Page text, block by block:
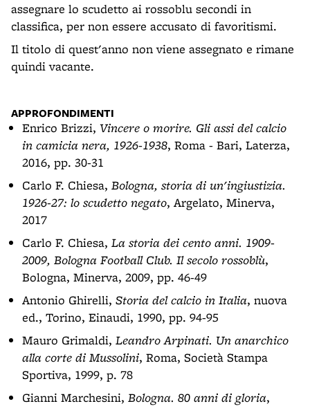
assegnare lo scudetto ai rossoblu secondi in
classifica, per non essere accusato di favoritismi.
Il titolo di quest'anno non viene assegnato e rimane
quindi vacante.
APPROFONDIMENTI
Enrico Brizzi, Vincere o morire. Gli assi del calcio
in camicia nera, 1926-1938, Roma - Bari, Laterza,
2016, pp. 30-31
Carlo F. Chiesa, Bologna, storia di un'ingiustizia.
1926-27: lo scudetto negato, Argelato, Minerva,
2017
Carlo F. Chiesa, La storia dei cento anni. 1909-
2009, Bologna Football Club. Il secolo rossoblù,
Bologna, Minerva, 2009, pp. 46-49
Antonio Ghirelli, Storia del calcio in Italia, nuova
ed., Torino, Einaudi, 1990, pp. 94-95
Mauro Grimaldi, Leandro Arpinati. Un anarchico
alla corte di Mussolini, Roma, Società Stampa
Sportiva, 1999, p. 78
Gianni Marchesini, Bologna. 80 anni di gloria,